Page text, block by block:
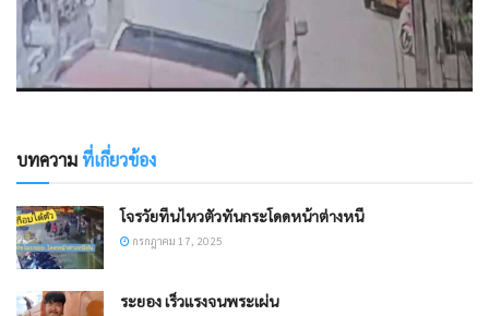
บทความที่เกี่ยวข้อง
โจรวัยทีนไหวตัวทันกระโดดหน้าต่างหนี
กรกฎาคม 17, 2025
ระยอง เร็วแรงจนพระเผ่น